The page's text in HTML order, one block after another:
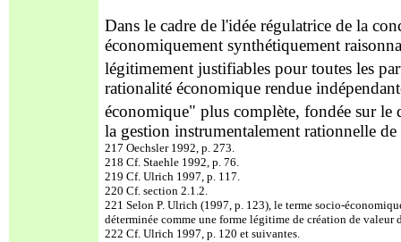
Dans le cadre de l'idée régulatrice de la
économiquement synthétiquement
légitimement justifiables pour toutes les
rationalité économique rendue indépendan
économique" plus complète, fondée sur le
la gestion instrumentalement rationnelle de
217 Oechsler 1992, p. 273.
218 Cf. Staehle 1992, p. 76.
219 Cf. Ulrich 1997, p. 117.
220 Cf. section 2.1.2.
221 Selon P. Ulrich (1997, p. 123), le terme socio-
déterminée comme une forme légitime de création de valeur
222 Cf. Ulrich 1997, p. 120 et suivantes.